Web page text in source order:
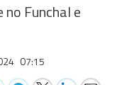
no Funchal e
07:15